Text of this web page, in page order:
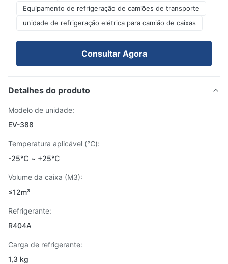
Equipamento de refrigeração de camiões de transporte
unidade de refrigeração elétrica para camião de caixas
Consultar Agora
Detalhes do produto
Modelo de unidade:
EV-388
Temperatura aplicável (℃):
-25℃ ~ +25℃
Volume da caixa (M3):
≤12m³
Refrigerante:
R404A
Carga de refrigerante:
1,3 kg